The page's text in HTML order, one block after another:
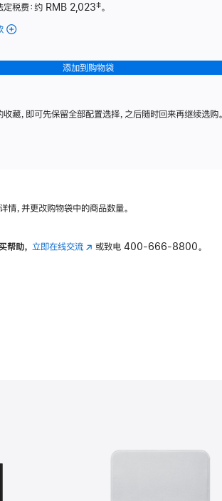
定税费：约 RMB 2,023脚
‡。
(Studio
-
纳
理
可
斜
添加到购物袋
藏，即可先保留全部配置选择，之后随时回来再继续选购。
情，并更改购物袋中的商品数量。
帮助， 立即在线交流(在 或致电400-666-8800。